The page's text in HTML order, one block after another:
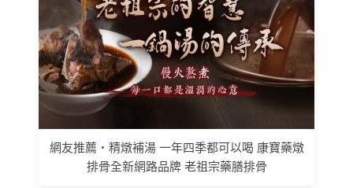
網友推薦 • 精燉補湯 一年四季都可以喝 康寶藥燉
排骨全新網路品牌 老祖宗藥膳排骨